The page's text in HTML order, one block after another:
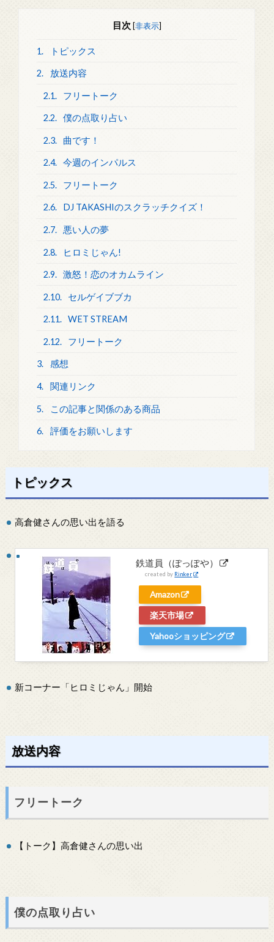
目次 [非表示]
1. トピックス
2. 放送内容
2.1. フリートーク
2.2. 僕の点取り占い
2.3. 曲です！
2.4. 今週のインパルス
2.5. フリートーク
2.6. DJ TAKASHIのスクラッチクイズ！
2.7. 悪い人の夢
2.8. ヒロミじゃん!
2.9. 激怒！恋のオカムライン
2.10. セルゲイブブカ
2.11. WET STREAM
2.12. フリートーク
3. 感想
4. 関連リンク
5. この記事と関係のある商品
6. 評価をお願いします
トピックス
高倉健さんの思い出を語る
鉄道員（ぽっぽや）
created by Rinker
Amazon
楽天市場
Yahooショッピング
新コーナー「ヒロミじゃん」開始
放送内容
フリートーク
【トーク】高倉健さんの思い出
僕の点取り占い